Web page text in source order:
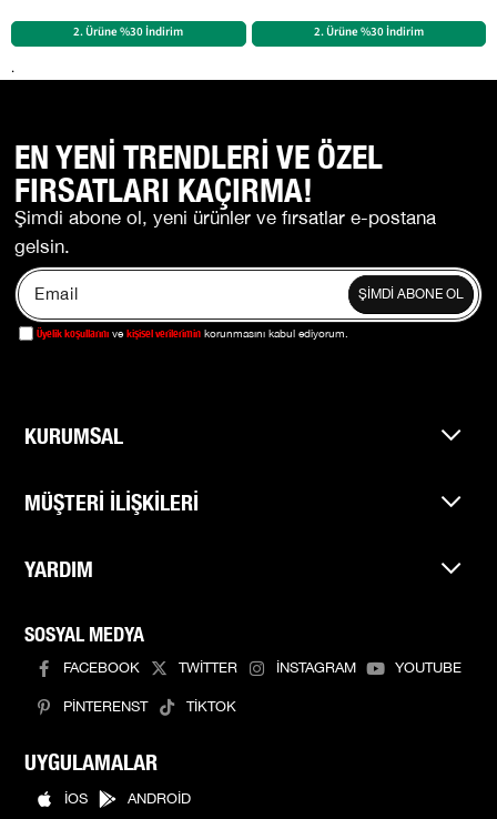
2. Ürüne %30 İndirim 2. Ürüne %30 İndirim
.
EN YENİ TRENDLERİ VE ÖZEL
FIRSATLARI KAÇIRMA!
Şimdi abone ol, yeni ürünler ve fırsatlar e-postana
gelsin.
ŞİMDİ ABONE OL
Üyelik koşullarını vekişisel verilerimin korunmasını kabul ediyorum.
KURUMSAL
MÜŞTERİ İLİŞKİLERİ
YARDIM
SOSYAL MEDYA
FACEBOOK TWİTTER İNSTAGRAM
YOUTUBE
PİNTERENST
TİKTOK
UYGULAMALAR
İOS ANDROİD